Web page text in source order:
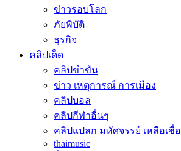
ข่าวรอบโลก
ภัยพิบัติ
ธุรกิจ
คลิปเด็ด
คลิปขำขัน
ข่าว เหตุการณ์ การเมือง
คลิปบอล
คลิปกีฬาอื่นๆ
คลิปแปลก มหัศจรรย์ เหลือเชื่อ
thaimusic